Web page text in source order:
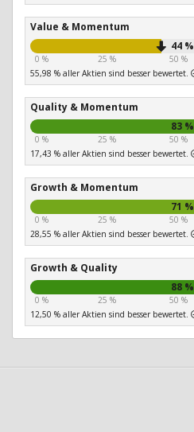
Value & Momentum
44 %
0 % 25 % 50 %
55,98 % aller Aktien sind besser bewertet.
Quality & Momentum
83 %
0 % 25 % 50 %
17,43 % aller Aktien sind besser bewertet.
Growth & Momentum
71 %
0 % 25 % 50 %
28,55 % aller Aktien sind besser bewertet.
Growth & Quality
88 %
0 % 25 % 50 %
12,50 % aller Aktien sind besser bewertet.